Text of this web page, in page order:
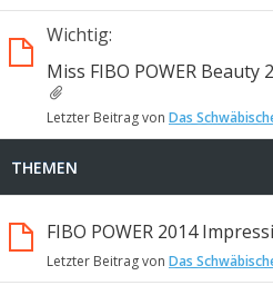
Wichtig:
Miss FIBO POWER Beauty
Letzter Beitrag von Das
THEMEN
FIBO POWER 2014
Letzter Beitrag von Das